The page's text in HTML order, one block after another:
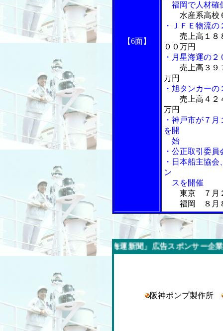
【6面】
福岡で人材確
水産系高校
・ＪＦＥ物流
売上高１８
００万円
・月星海運の
売上高３９
万円
・旭タンカー
売上高４２
万円
・神戸市が７
を開
始
・公正取引委
・日本船主協
ン
スを開催
東京 ７月
福岡 ８月８
の「内航海運新聞」広告スポンサー企業
阪神ポンプ製作所